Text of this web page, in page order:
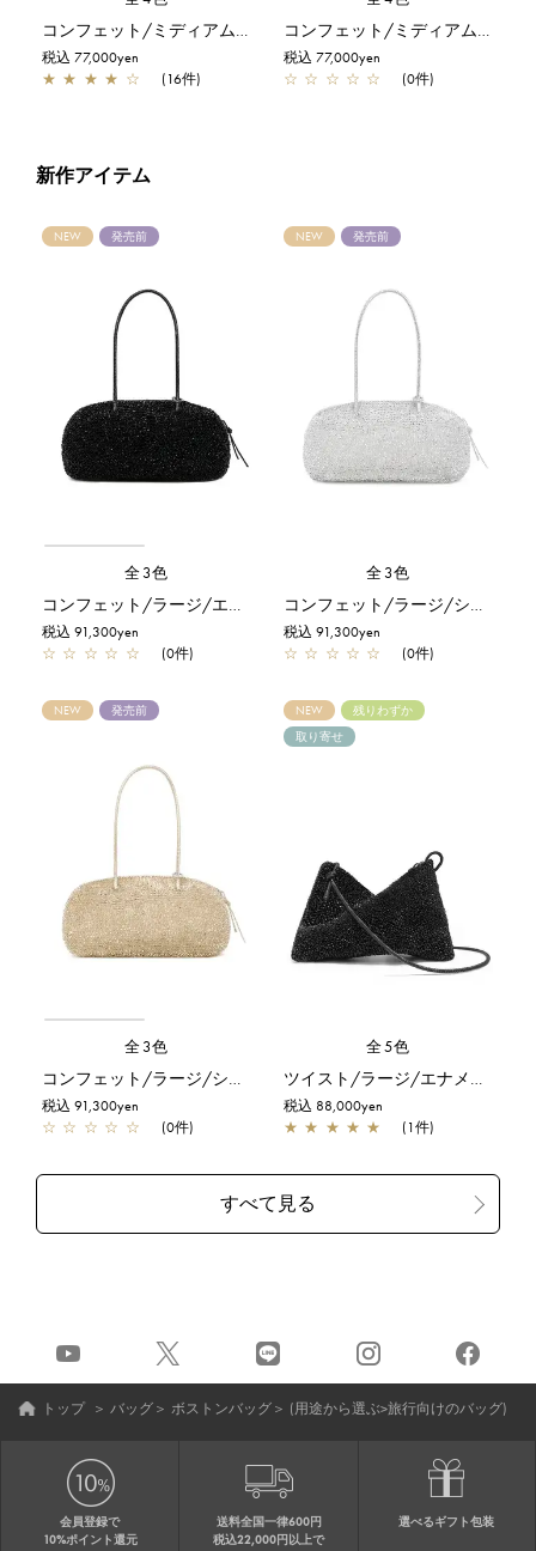
コンフェット/ミディアム/エナメルブラック
税込 77,000yen
★ ★ ★ ★ ☆ (16件)
コンフェット/ミディアム/オーロラトラスパレンテ【オンラインストア先行販売カラー】
税込 77,000yen
☆ ☆ ☆ ☆ ☆ (0件)
新作アイテム
NEW 発売前
全3色
コンフェット/ラージ/エナメルブラック
税込 91,300yen
☆ ☆ ☆ ☆ ☆ (0件)
NEW 発売前
全3色
コンフェット/ラージ/シルバー
税込 91,300yen
☆ ☆ ☆ ☆ ☆ (0件)
NEW 発売前
全3色
コンフェット/ラージ/シルバーゴールド
税込 91,300yen
☆ ☆ ☆ ☆ ☆ (0件)
NEW
残りわずか
取り寄せ
全5色
ツイスト/ラージ/エナメルブラック
税込 88,000yen
★ ★ ★ ★ ★ (1件)
トップ ＞ バッグ＞ ボストンバッグ＞ (用途から選ぶ>旅行向けのバッグ)
会員登録で
10%ポイント還元
送料全国一律600円
税込22,000円以上で
選べるギフト包装